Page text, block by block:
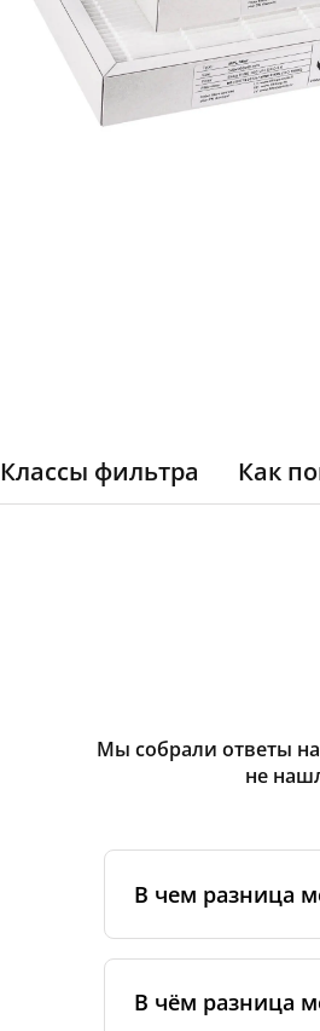
Классы фильтра Как
Мы собрали ответы
не
В чем разница
специальным
В чём разница